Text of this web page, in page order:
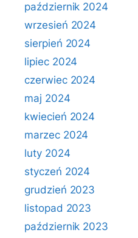
październik 2024
wrzesień 2024
sierpień 2024
lipiec 2024
czerwiec 2024
maj 2024
kwiecień 2024
marzec 2024
luty 2024
styczeń 2024
grudzień 2023
listopad 2023
październik 2023